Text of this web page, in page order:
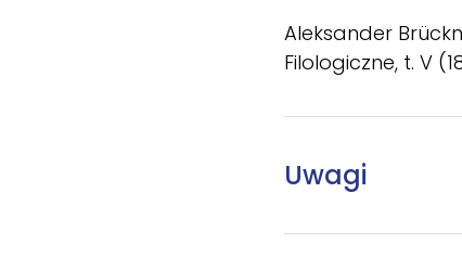
Aleksander
Filologiczne, t. V
Uwagi